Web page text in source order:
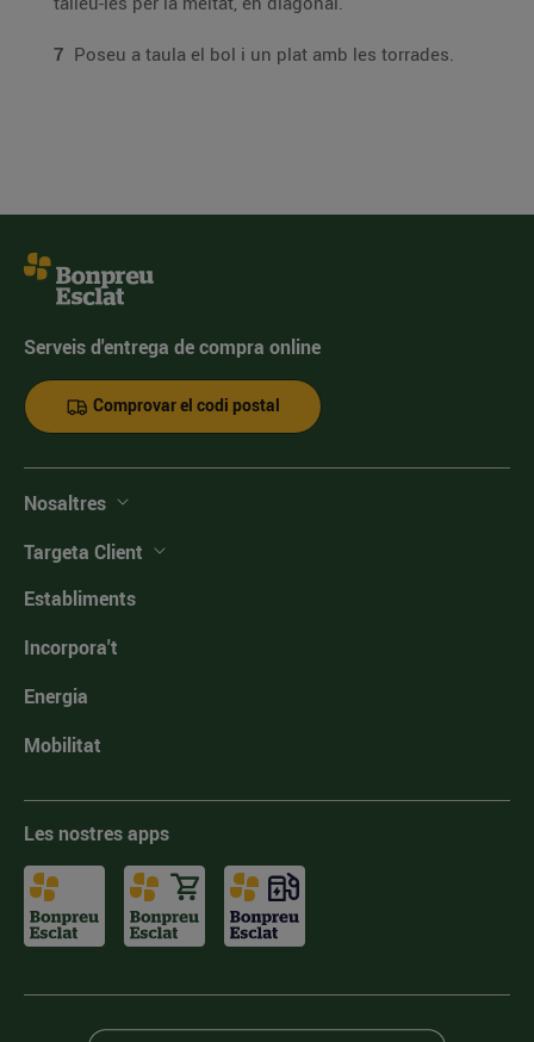
7 Poseu a taula el bol i un plat amb les torrades.
Serveis d'entrega de compra online
Comprovar el codi postal
Nosaltres
Targeta Client
Establiments
Incorpora't
Energia
Mobilitat
Les nostres apps